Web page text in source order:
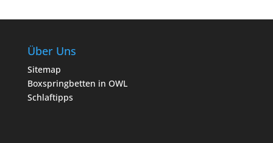
Über Uns
Sitemap
Boxspringbetten in OWL
Schlaftipps